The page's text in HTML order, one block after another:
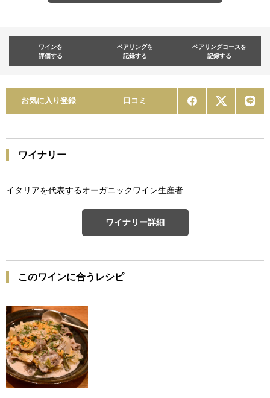
ワインを
評価する
ペアリングを
記録する
ペアリングコースを
記録する
お気に入り登録 口コミ
ワイナリー
イタリアを代表するオーガニックワイン生産者
ワイナリー詳細
このワインに合うレシピ